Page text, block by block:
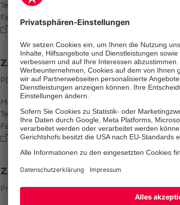
Tel.: 02241 5954-0
Fax: 02241 5954-40
www.zaho-rheinland.de
ZAHO Brühl
PD Dr. Sebastian Stier, Dr. Annette Schäfer-Haas
Mühlenstr. 21-23, 50321 Brühl
Tel.: 02232 504010
Fax: 02232 74434
www.zaho-rheinland.de
ZAHO Bonn - Loestraße
Prof. Dr. Walter Verbeek, Dr. Matthias Zipfel